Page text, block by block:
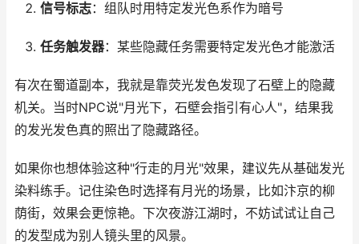
信号标志：组队时用特定发光色系作为暗号
任务触发器：某些隐藏任务需要特定发光色才能激活
有次在蜀道副本，我就是靠荧光发色发现了石壁上的隐藏
机关。当时NPC说"月光下，石壁会指引有心人"，结果我
的发光发色真的照出了隐藏路径。
如果你也想体验这种"行走的月光"效果，建议先从基础发光
染料练手。记住染色时选择有月光的场景，比如汴京的柳
荫街，效果会更惊艳。下次夜游江湖时，不妨试试让自己
的发型成为别人镜头里的风景。